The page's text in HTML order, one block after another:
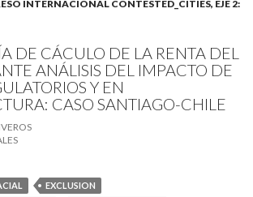
INTERNACIONAL CONTESTED_CITIES, EJE 2:
DE CÁCULO DE LA RENTA DEL
ANÁLISIS DEL IMPACTO DE
Y EN
CASO SANTIAGO-CHILE
EXCLUSION